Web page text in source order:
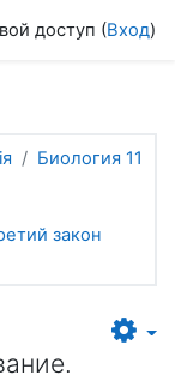
доступ (Вход)
Биология 11
закон